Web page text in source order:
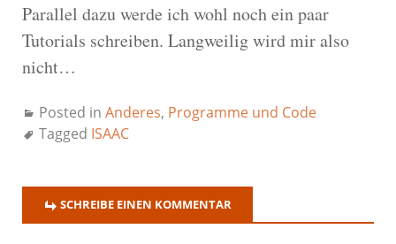
Parallel dazu werde ich wohl noch ein paar
Tutorials schreiben. Langweilig wird mir also
nicht…
Posted in Anderes, Programme und Code
Tagged ISAAC
SCHREIBE EINEN KOMMENTAR